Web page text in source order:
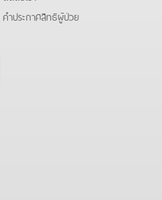
คําประกาศสิทธิผู้ป่วย